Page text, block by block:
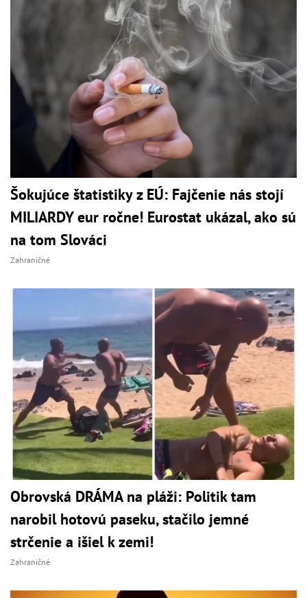
Šokujúce štatistiky z EÚ: Fajčenie nás stojí
MILIARDY eur ročne! Eurostat ukázal, ako sú
na tom Slováci
Zahraničné
Obrovská DRÁMA na pláži: Politik tam
narobil hotovú paseku, stačilo jemné
strčenie a išiel k zemi!
Zahraničné